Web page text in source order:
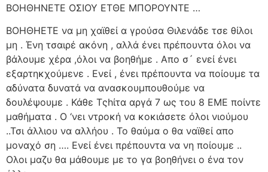
ΒΟΗΘΗΝΕΤΕ ΟΣΙΟΥ ΕΤΘΕ ΜΠΟΡΟΥΝΤΕ …
ΒΟΗΘΗΕΤΕ να μη χαϊθεί α γρούσα Θιλενάδε τσε θίλοι
μη . Ένη τσαιρέ ακόνη , αλλά ένει πρέπουντα όλοι να
βάλουμε χέρα ,όλοι να βοηθήμε . Απο σ´ ενεί ένει
εξαρτηκχούμενε . Ενεί , ένει πρέπουντα να ποίουμε τα
αδύνατα δυνατά να ανασκουμπουθούμε να
δουλέψουμε . Κάθε Τςhίτα αργά 7 ως του 8 ΕΜΕ ποίντε
μαθήματα . Ο ‘νει ντροκή να κοκιάσετε όλοι νιούμου
..Τσι άλλιου να αλλήου . Το θαύμα ο θα ναϊθεί απο
μοναχό ση …. Ενεί ένει πρέπουντα να νη ποίουμε ..
Ολοι μαζυ θα μάθουμε με το γα βοηθήνει ο ένα τον